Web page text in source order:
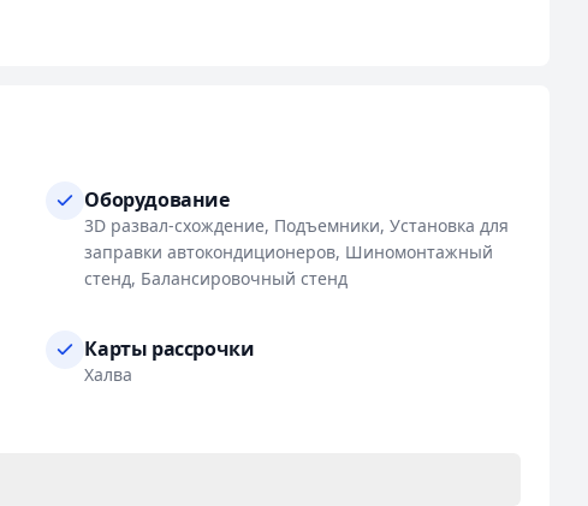
Оборудование
3D развал-схождение, Подъемники, Установка для
заправки автокондиционеров, Шиномонтажный
стенд, Балансировочный стенд
Карты рассрочки
Халва